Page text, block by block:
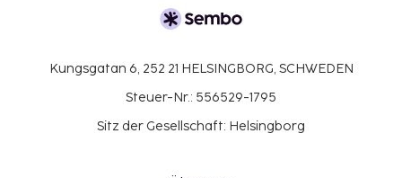
Kungsgatan 6, 252 21 HELSINGBORG, SCHWEDEN
Steuer-Nr.: 556529-1795
Sitz der Gesellschaft: Helsingborg